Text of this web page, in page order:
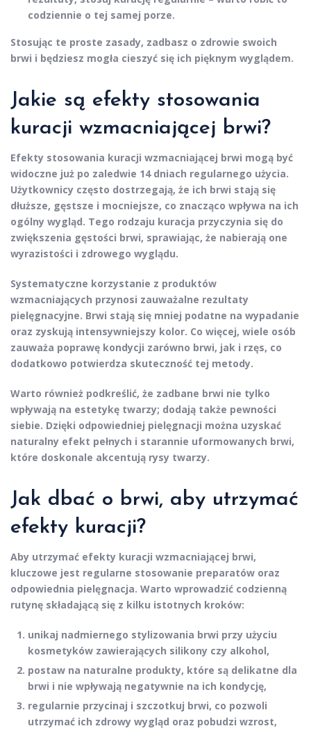
codziennie o tej samej porze.
Stosując te proste zasady, zadbasz o zdrowie swoich
brwi i będziesz mogła cieszyć się ich pięknym wyglądem.
Jakie są efekty stosowania
kuracji wzmacniającej brwi?
Efekty stosowania kuracji wzmacniającej brwi mogą być
widoczne już po zaledwie 14 dniach regularnego użycia.
Użytkownicy często dostrzegają, że ich brwi stają się
dłuższe, gęstsze i mocniejsze, co znacząco wpływa na ich
ogólny wygląd. Tego rodzaju kuracja przyczynia się do
zwiększenia gęstości brwi, sprawiając, że nabierają one
wyrazistości i zdrowego wyglądu.
Systematyczne korzystanie z produktów
wzmacniających przynosi zauważalne rezultaty
pielęgnacyjne. Brwi stają się mniej podatne na wypadanie
oraz zyskują intensywniejszy kolor. Co więcej, wiele osób
zauważa poprawę kondycji zarówno brwi, jak i rzęs, co
dodatkowo potwierdza skuteczność tej metody.
Warto również podkreślić, że zadbane brwi nie tylko
wpływają na estetykę twarzy; dodają także pewności
siebie. Dzięki odpowiedniej pielęgnacji można uzyskać
naturalny efekt pełnych i starannie uformowanych brwi,
które doskonale akcentują rysy twarzy.
Jak dbać o brwi, aby utrzymać
efekty kuracji?
Aby utrzymać efekty kuracji wzmacniającej brwi,
kluczowe jest regularne stosowanie preparatów oraz
odpowiednia pielęgnacja. Warto wprowadzić codzienną
rutynę składającą się z kilku istotnych kroków:
unikaj nadmiernego stylizowania brwi przy użyciu
kosmetyków zawierających silikony czy alkohol,
postaw na naturalne produkty, które są delikatne dla
brwi i nie wpływają negatywnie na ich kondycję,
regularnie przycinaj i szczotkuj brwi, co pozwoli
utrzymać ich zdrowy wygląd oraz pobudzi wzrost,